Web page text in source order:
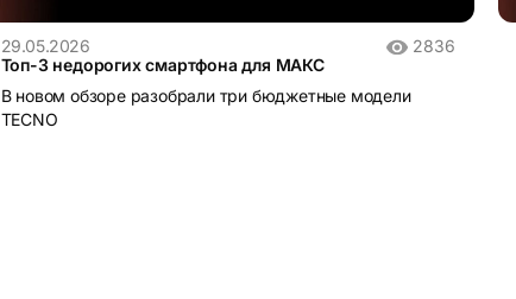
29.05.2026
2836
Топ-3 недорогих смартфона для МАКС
В новом обзоре разобрали три бюджетные модели
TECNO